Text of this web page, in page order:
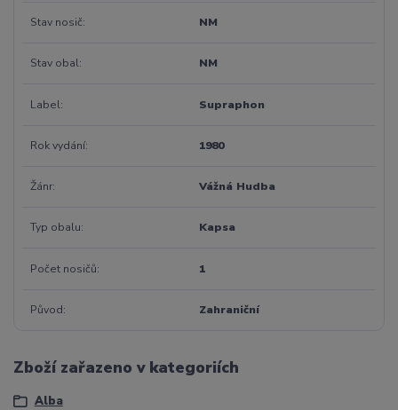
Stav nosič NM
Stav obal NM
Label Supraphon
Rok vydání 1980
Žánr Vážná Hudba
Typ obalu Kapsa
Počet nosičů 1
Původ Zahraniční
Zboží zařazeno v kategoriích
Alba